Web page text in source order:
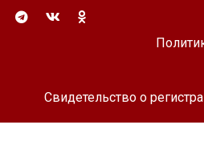
Свидетельство о